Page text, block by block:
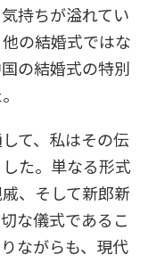
持ちが溢れてい
の結婚式ではな
の結婚式の特別
て、私はその伝
た。単なる形式
、そして新郎新
な儀式であるこ
ながらも、現代